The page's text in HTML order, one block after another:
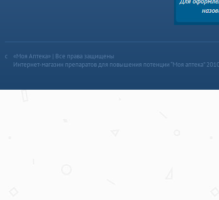
«Моя Аптека» | Все права защищены
Интернет-магазин препаратов для повышения потенции “Моя аптека”